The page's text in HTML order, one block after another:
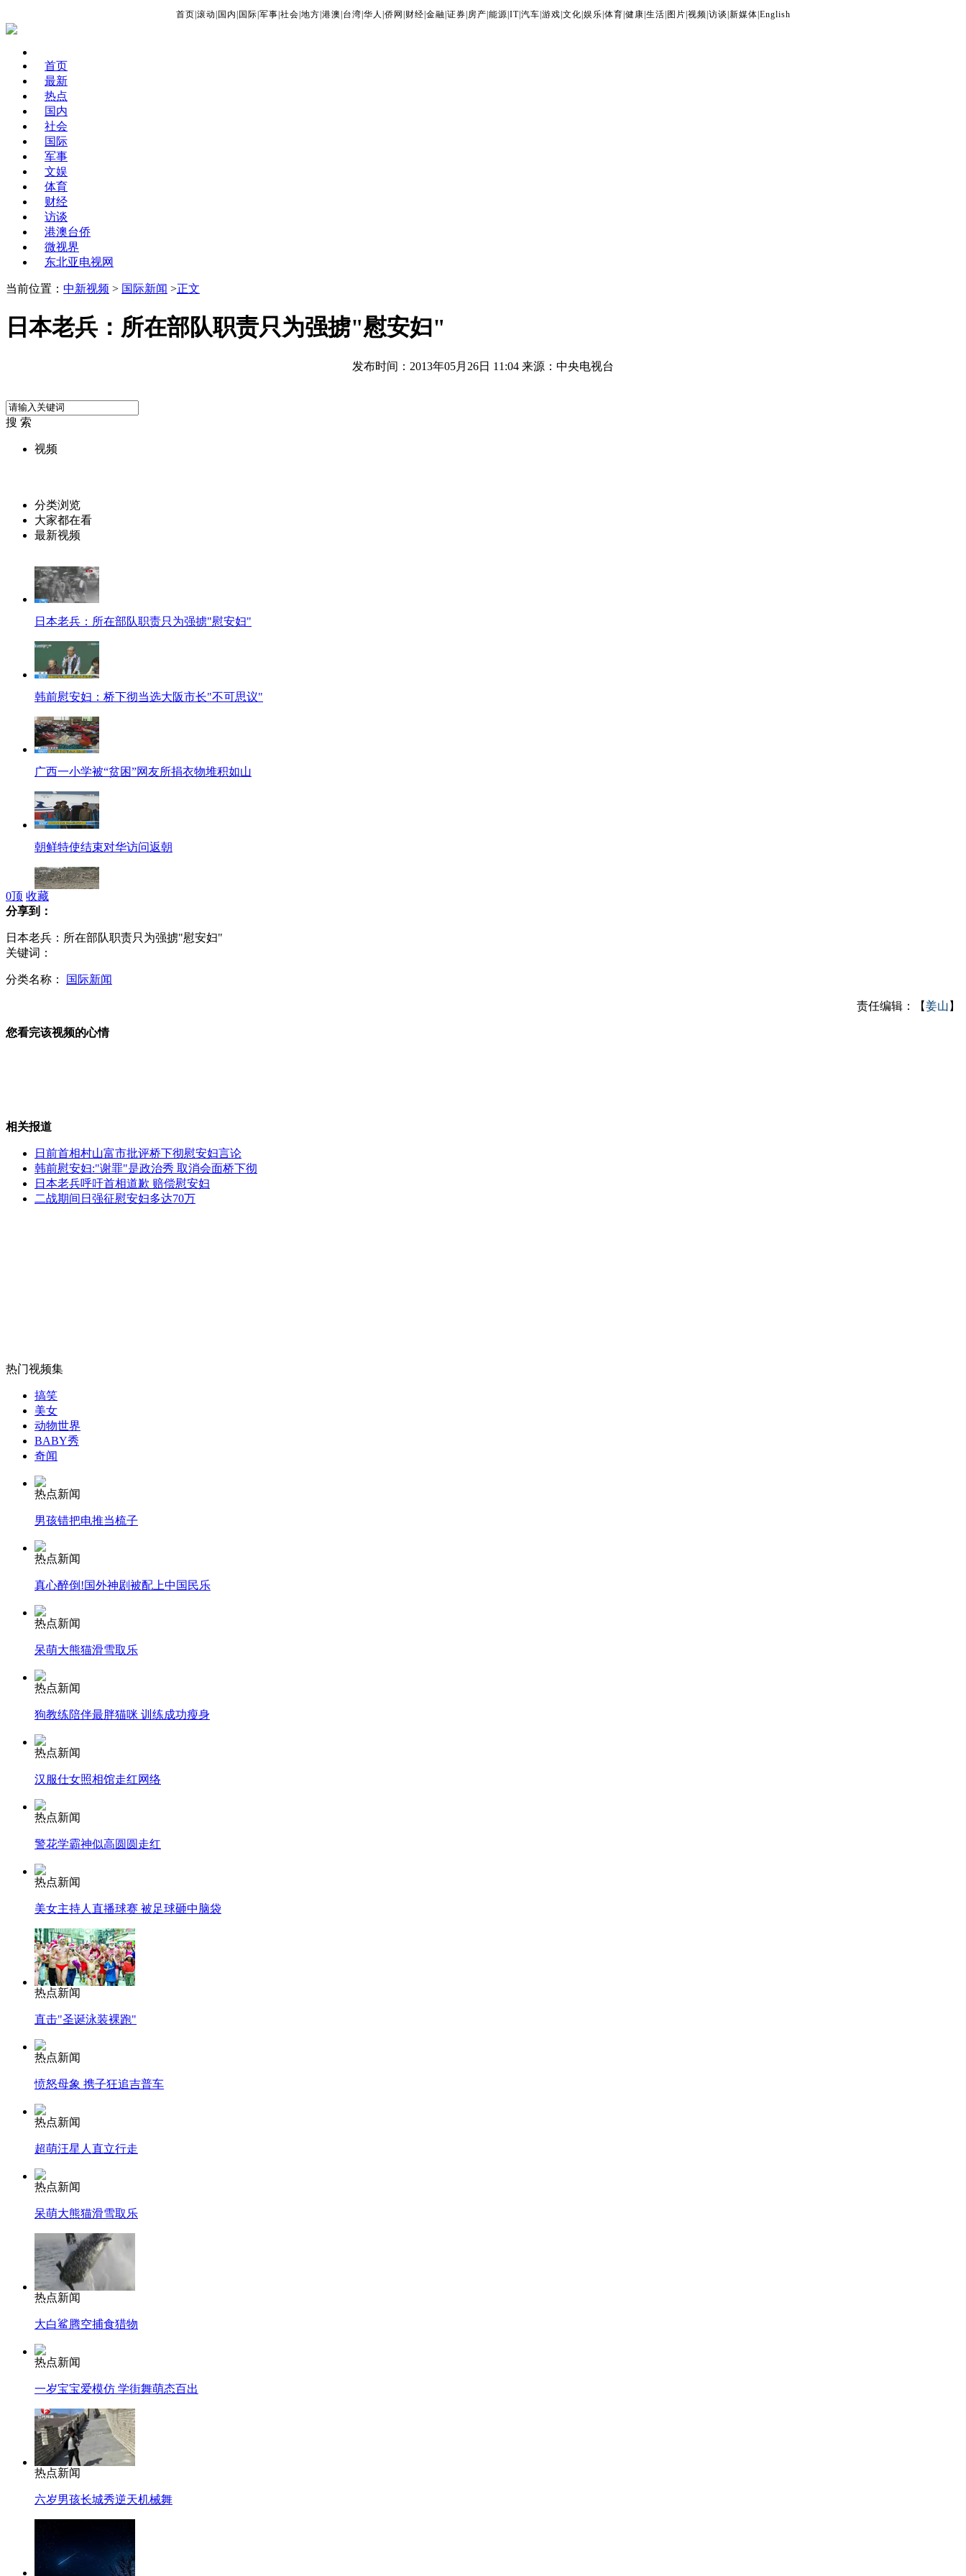
首页 滚动 国内 国际 军事 社会 地方 港澳 台湾 华人 侨网 财经 金融 证券 房产 能源 IT| 汽车 游戏 文化 娱乐 体育 健康 生活 图片 视频 访谈 新媒体 English
首页
最新
热点
国内
社会
国际
军事
文娱
体育
财经
访谈
港澳台侨
微视界
东北亚电视网
当前位置： 中新视频 > 国际新闻 >正文
日本老兵：所在部队职责只为强掳"慰安妇"
发布时间：2013年05月26日 11:04 来源：中央电视台
搜 索
视频
分类浏览
大家都在看
最新视频
日本老兵：所在部队职责只为强掳"慰安妇"
韩前慰安妇：桥下彻当选大阪市长"不可思议"
广西一小学被“贫困”网友所捐衣物堆积如山
朝鲜特使结束对华访问返朝
李克强抵达柏林对德国进行正式访问
女孩北京地铁殴打老人 痛下狠手拳打脚踢
无痛分娩是否安全 医生回应
外交部：反对强权政治霸凌主义
外交部：有关国家言论片面不公正
安徽一实载49人客车翻车
消防员救轻生者
司机酒驾遇交警 急速倒车逃窜
0顶 收藏
分享到：
日本老兵：所在部队职责只为强掳"慰安妇"
关键词：
分类名称： 国际新闻
责任编辑：【姜山 】
您看完该视频的心情
相关报道
日前首相村山富市批评桥下彻慰安妇言论
韩前慰安妇:"谢罪"是政治秀 取消会面桥下彻
日本老兵呼吁首相道歉 赔偿慰安妇
二战期间日强征慰安妇多达70万
热门视频集
搞笑
美女
动物世界
BABY秀
奇闻
热点新闻
男孩错把电推当梳子
热点新闻
真心醉倒!国外神剧被配上中国民乐
热点新闻
呆萌大熊猫滑雪取乐
热点新闻
狗教练陪伴最胖猫咪 训练成功瘦身
热点新闻
汉服仕女照相馆走红网络
热点新闻
警花学霸神似高圆圆走红
热点新闻
美女主持人直播球赛 被足球砸中脑袋
热点新闻
直击"圣诞泳装裸跑"
热点新闻
愤怒母象 携子狂追吉普车
热点新闻
超萌汪星人直立行走
热点新闻
呆萌大熊猫滑雪取乐
热点新闻
大白鲨腾空捕食猎物
热点新闻
一岁宝宝爱模仿 学街舞萌态百出
热点新闻
六岁男孩长城秀逆天机械舞